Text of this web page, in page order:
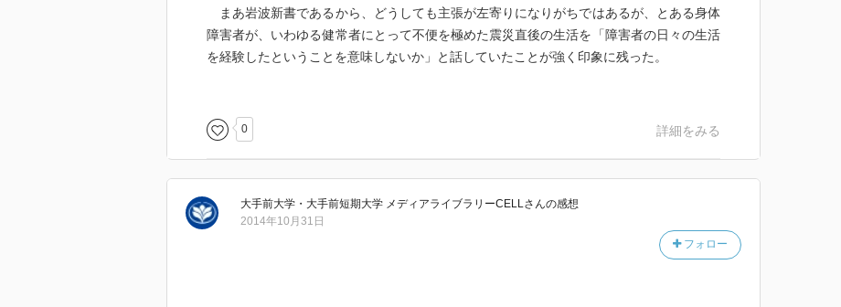
まあ岩波新書であるから、どうしても主張が左寄りになりがちではあるが、とある身体
障害者が、いわゆる健常者にとって不便を極めた震災直後の生活を「障害者の日々の生活
を経験したということを意味しないか」と話していたことが強く印象に残った。
0 詳細をみる
大手前大学・大手前短期大学 メディアライブラリーCELLさんの感想
フォロー
2014年10月31日